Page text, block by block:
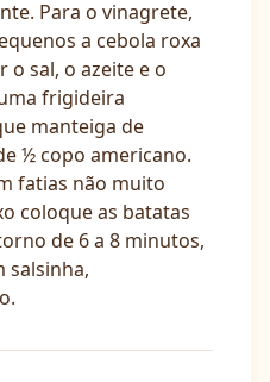
Para o vinagrete,
a cebola roxa
o sal, o azeite e o
frigideira
manteiga de
½ copo americano.
fatias não muito
coloque as batatas
de 6 a 8 minutos,
salsinha,